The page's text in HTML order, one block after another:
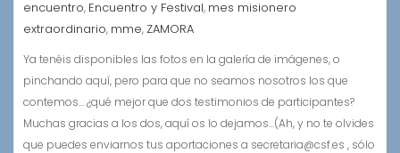
encuentro, Encuentro y Festival, mes misionero
extraordinario, mme, ZAMORA
Ya tenéis disponibles las fotos en la galería de imágenes, o
pinchando aquí, pero para que no seamos nosotros los que
contemos… ¿qué mejor que dos testimonios de participantes?
Muchas gracias a los dos, aquí os lo dejamos…(Ah, y no te olvides
que puedes enviarnos tus aportaciones a secretaria@csf.es , sólo